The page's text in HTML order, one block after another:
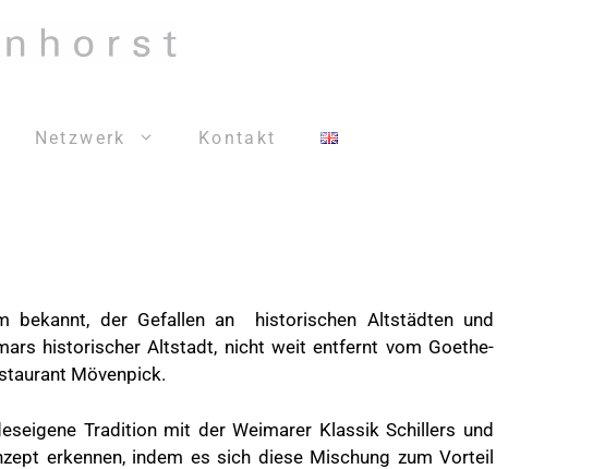
Netzwerk Kontakt
der Gefallen an historischen Altstädten und
historischer Altstadt, nicht weit entfernt vom Goethe-
Mövenpick.
Tradition mit der Weimarer Klassik Schillers und
erkennen, indem es sich diese Mischung zum Vorteil